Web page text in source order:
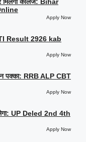
Apply Now
Result 2926 kab
Apply Now
पक्का: RRB ALP CBT
Apply Now
UP Deled 2nd 4th
Apply Now